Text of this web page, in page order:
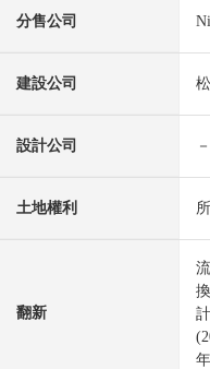
分售公司
建設公司
設計公司 －
土地權利
翻新